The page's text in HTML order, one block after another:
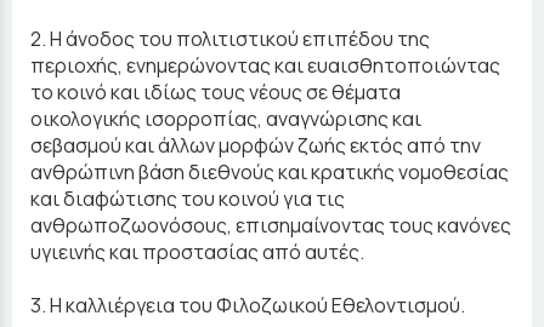
2. Η άνοδος του πολιτιστικού επιπέδου της
περιοχής, ενημερώνοντας και ευαισθητοποιώντας
το κοινό και ιδίως τους νέους σε θέματα
οικολογικής ισορροπίας, αναγνώρισης και
σεβασμού και άλλων μορφών ζωής εκτός από την
ανθρώπινη βάση διεθνούς και κρατικής νομοθεσίας
και διαφώτισης του κοινού για τις
ανθρωποζωονόσους, επισημαίνοντας τους κανόνες
υγιεινής και προστασίας από αυτές.
3. Η καλλιέργεια του Φιλοζωικού Εθελοντισμού.